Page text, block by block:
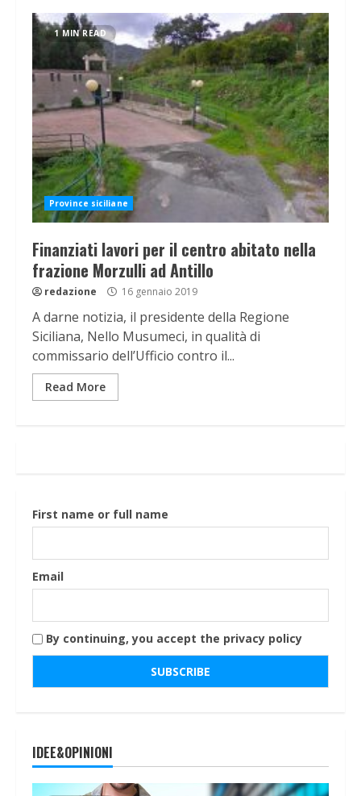
1 MIN READ
Province siciliane
Finanziati lavori per il centro abitato nella
frazione Morzulli ad Antillo
redazione 16 gennaio 2019
A darne notizia, il presidente della Regione
Siciliana, Nello Musumeci, in qualità di
commissario dell’Ufficio contro il...
Read More
First name or full name
Email
By continuing, you accept the privacy policy
IDEE&OPINIONI